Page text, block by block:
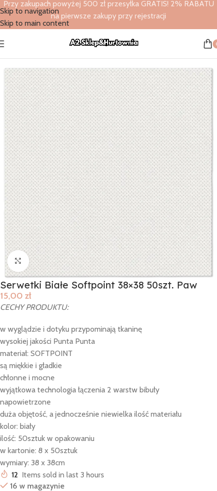
Skip to navigation
Skip to main content
Przy zakupach powyżej 500 zł przesyłka GRATIS! 2% RABATU
na pierwsze zakupy przy rejestracji
Strona główna Serwetki Softpoint
Click to enlarge
Serwetki Białe Softpoint 38×38 50szt. Paw
15,00 zł
CECHY PRODUKTU:
w wyglądzie i dotyku przypominają tkaninę
wysokiej jakości Punta Punta
materiał: SOFTPOINT
są miękkie i gładkie
chłonne i mocne
wyjątkowa technologia łączenia 2 warstw bibuły
napowietrzone
duża objętość, a jednocześnie niewielka ilość materiału
kolor: biały
ilość: 50sztuk w opakowaniu
w kartonie: 8 x 50sztuk
wymiary: 38 x 38cm
12 Items sold in last 3 hours
16 w magazynie